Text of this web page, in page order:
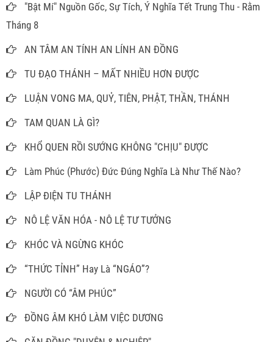
"Bật Mí" Nguồn Gốc, Sự Tích, Ý Nghĩa Tết Trung Thu - Rằm
Tháng 8
AN TÂM AN TÍNH AN LÍNH AN ĐỒNG
TU ĐẠO THÁNH – MẤT NHIỀU HƠN ĐƯỢC
LUẬN VONG MA, QUỶ, TIÊN, PHẬT, THẦN, THÁNH
TAM QUAN LÀ GÌ?
KHỔ QUEN RỒI SƯỚNG KHÔNG "CHỊU" ĐƯỢC
Làm Phúc (Phước) Đức Đúng Nghĩa Là Như Thế Nào?
LẬP ĐIỆN TU THÁNH
NÔ LỆ VĂN HÓA - NÔ LỆ TƯ TƯỞNG
KHÓC VÀ NGỪNG KHÓC
“THỨC TỈNH” Hay Là “NGÁO”?
NGƯỜI CÓ “ÂM PHÚC”
ĐỒNG ÂM KHÓ LÀM VIỆC DƯƠNG